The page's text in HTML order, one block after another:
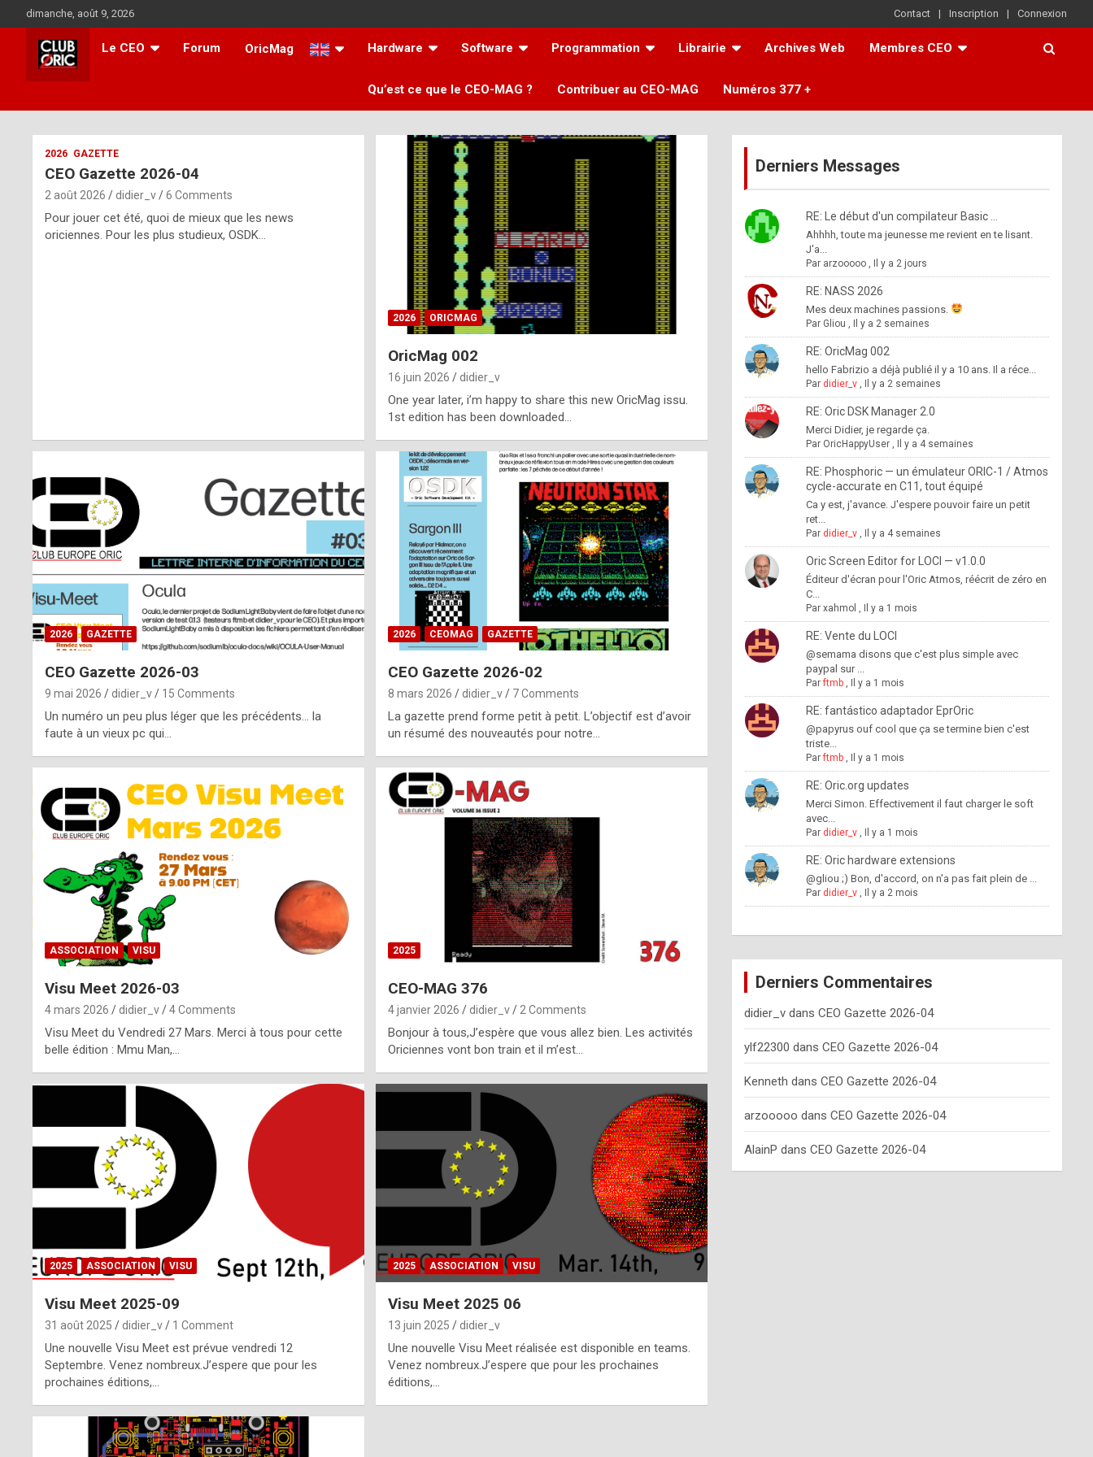
to
content
dimanche, août 9, 2026 Contact Inscription Connexion
Le CEO Forum OricMag Hardware Software Programmation Librairie Archives Web Membres CEO
Qu’est ce que le CEO-MAG ? Contribuer au CEO-MAG Numéros 377 +
ff
m
2026 GAZETTE
CEO Gazette 2026-04
2 août 2026 didier_v 6 Comments
Pour jouer cet été, quoi de mieux que les news
oriciennes. Pour les plus studieux, OSDK…
2026 ORICMAG
OricMag 002
16 juin 2026 didier_v
One year later, i’m happy to share this new OricMag issu.
1st edition has been downloaded…
2026 GAZETTE
CEO Gazette 2026-03
9 mai 2026 didier_v 15 Comments
Un numéro un peu plus léger que les précédents… la
faute à un vieux pc qui…
2026 CEOMAG GAZETTE
CEO Gazette 2026-02
8 mars 2026 didier_v 7 Comments
La gazette prend forme petit à petit. L’objectif est d’avoir
un résumé des nouveautés pour notre…
ASSOCIATION VISU
Visu Meet 2026-03
4 mars 2026 didier_v 4 Comments
Visu Meet du Vendredi 27 Mars. Merci à tous pour cette
belle édition : Mmu Man,…
2025
CEO-MAG 376
4 janvier 2026 didier_v 2 Comments
Bonjour à tous,J’espère que vous allez bien. Les activités
Oriciennes vont bon train et il m’est…
2025 ASSOCIATION VISU
Visu Meet 2025-09
31 août 2025 didier_v 1 Comment
Une nouvelle Visu Meet est prévue vendredi 12
Septembre. Venez nombreux.J’espere que pour les
prochaines éditions,…
2025 ASSOCIATION VISU
Visu Meet 2025 06
13 juin 2025 didier_v
Une nouvelle Visu Meet réalisée est disponible en teams.
Venez nombreux.J’espere que pour les prochaines
éditions,…
Derniers Messages
RE: Le début d'un compilateur Basic ...
Ahhhh, toute ma jeunesse me revient en te lisant.
J'a...
Par arzooooo, Il y a 2 jours
RE: NASS 2026
Mes deux machines passions.
Par Gliou , Il y a 2 semaines
RE: OricMag 002
hello Fabrizio a déjà publié il y a 10 ans. Il a réce...
Par didier_v, Il y a 2 semaines
RE: Oric DSK Manager 2.0
Merci Didier, je regarde ça.
Par OricHappyUser, Il y a 4 semaines
RE: Phosphoric — un émulateur ORIC-1 / Atmos
cycle-accurate en C11, tout équipé
Ca y est, j'avance. J'espere pouvoir faire un petit
ret...
Par didier_v, Il y a 4 semaines
Oric Screen Editor for LOCI — v1.0.0
Éditeur d'écran pour l'Oric Atmos, réécrit de zéro en
C...
Par xahmol , Il y a 1 mois
RE: Vente du LOCI
@semama disons que c'est plus simple avec
paypal sur ...
Parftmb, Il y a 1 mois
RE: fantástico adaptador EprOric
@papyrus ouf cool que ça se termine bien c'est
triste...
Parftmb, Il y a 1 mois
RE: Oric.org updates
Merci Simon. Effectivement il faut charger le soft
avec...
Par didier_v, Il y a 1 mois
RE: Oric hardware extensions
@gliou ;) Bon, d'accord, on n'a pas fait plein de ...
Par didier_v, Il y a 2 mois
Derniers Commentaires
didier_vdans CEO Gazette 2026-04
ylf22300 dans CEO Gazette 2026-04
Kenneth dans CEO Gazette 2026-04
arzooooo dans CEO Gazette 2026-04
AlainP dans CEO Gazette 2026-04